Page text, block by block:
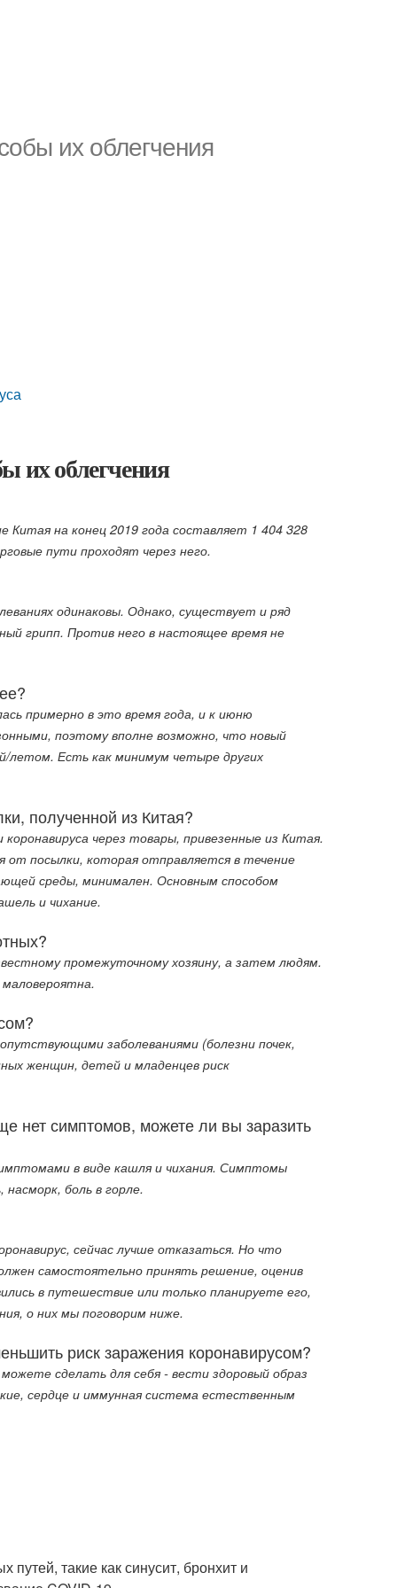
их облегчения
их облегчения
на конец 2019 года составляет 1 404 328
пути проходят через него.
одинаковы. Однако, существует и ряд
грипп. Против него в настоящее время не
примерно в это время года, и к июню
поэтому вполне возможно, что новый
летом. Есть как минимум четыре других
полученной из Китая?
через товары, привезенные из Китая.
от посылки, которая отправляется в течение
среды, минимален. Основным способом
и чихание.
промежуточному хозяину, а затем людям.
маловероятна.
заболеваниями (болезни почек,
женщин, детей и младенцев риск
нет симптомов, можете ли вы заразить
в виде кашля и чихания. Симптомы
боль в горле.
сейчас лучше отказаться. Но что
самостоятельно принять решение, оценив
в путешествие или только планируете его,
о них мы поговорим ниже.
риск заражения коронавирусом?
сделать для себя - вести здоровый образ
сердце и иммунная система естественным
такие как синусит, бронхит и